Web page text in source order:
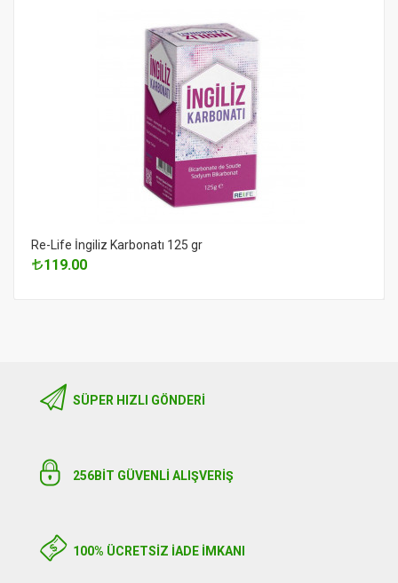
Re-Life İngiliz Karbonatı 125 gr
119.00
SÜPER HIZLI GÖNDERI
256BIT GÜVENLİ ALIŞVERİŞ
100% ÜCRETSİZ İADE İMKANI